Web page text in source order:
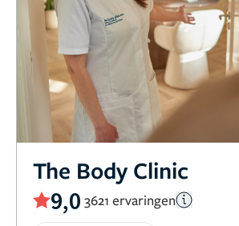
The Body Clinic
9,0 3621 ervaringen